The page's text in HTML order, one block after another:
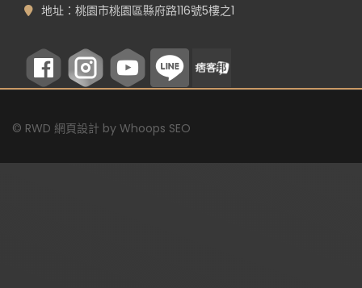
地址：桃園市桃園區縣府路116號5樓之1
© RWD 網頁設計 by Whoops SEO